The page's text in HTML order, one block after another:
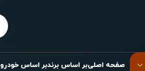
صفحه اصلیبر اساس برندبر اساس خودرو